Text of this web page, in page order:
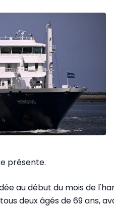
présente.
au début du mois de
deux âgés de 69 ans,